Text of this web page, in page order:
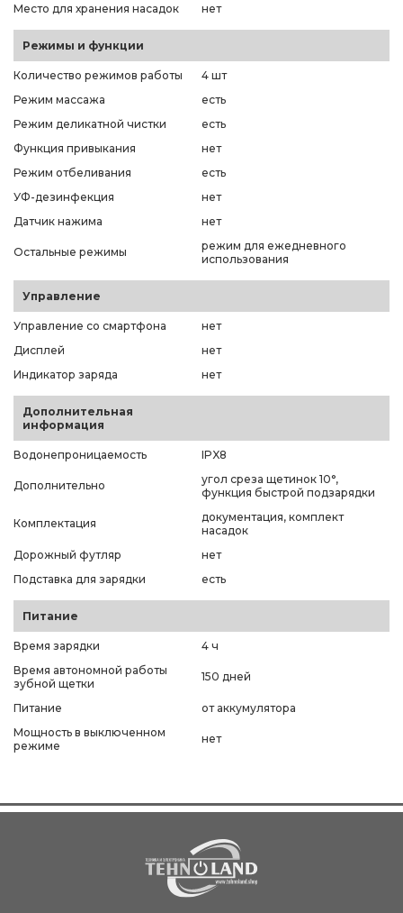
Место для хранения насадок
нет
Режимы и функции
Количество режимов работы
4 шт
Режим массажа
есть
Режим деликатной чистки
есть
Функция привыкания
нет
Режим отбеливания
есть
УФ-дезинфекция
нет
Датчик нажима
нет
Остальные режимы
режим для ежедневного
использования
Управление
Управление со смартфона
нет
Дисплей
нет
Индикатор заряда
нет
Дополнительная
информация
Водонепроницаемость IPX8
Дополнительно
угол среза щетинок 10°,
функция быстрой подзарядки
Комплектация
документация, комплект
насадок
Дорожный футляр
нет
Подставка для зарядки
есть
Питание
Время зарядки
4 ч
Время автономной работы
зубной щетки
150 дней
Питание
от аккумулятора
Мощность в выключенном
режиме
нет